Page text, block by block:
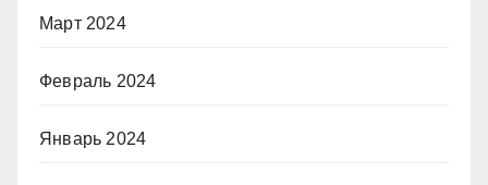
Март 2024
Февраль 2024
Январь 2024